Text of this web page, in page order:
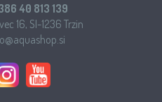
40 813 139
16, SI-1236 Trzin